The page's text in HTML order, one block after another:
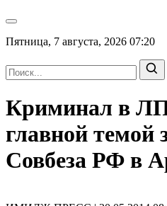
Пятница, 7 августа, 2026 07:20
Криминал в
главной темой
Совбеза РФ в